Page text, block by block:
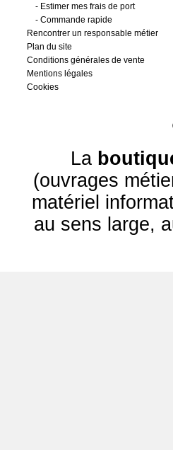
- Estimer mes frais de port
- Commande rapide
Rencontrer un responsable métier
Plan du site
Conditions générales de vente
Mentions légales
Cookies
La
(ouvrages
matériel
au sens large,